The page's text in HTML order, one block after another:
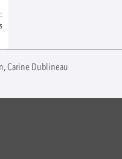
Carine Dublineau